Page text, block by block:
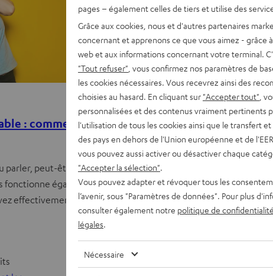
: comment ça
parler, peut-être même
fonctionne également sur
effectivement faire
pages – également celles de tiers et utilise des
Grâce aux cookies, nous et d'autres partenaires
concernant et apprenons ce que vous aimez -
web et aux informations concernant votre terminal.
"Tout refuser" , vous confirmez nos paramètres de
les cookies nécessaires. Vous recevrez ainsi des
choisies au hasard. En cliquant sur "Accepter tout" ,
personnalisées et des contenus vraiment pertinents
l'utilisation de tous les cookies ainsi que le transfert
des pays en dehors de l'Union européenne et de
vous pouvez aussi activer ou désactiver chaque
"Accepter la sélection"
Vous pouvez adapter et révoquer tous les
l’avenir, sous "Paramètres de données". Pour plus
consulter également notre politique de confidentialité
légales
Nécessaire